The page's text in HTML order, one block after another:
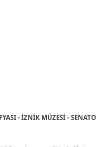
- İZNİK MÜZESİ -